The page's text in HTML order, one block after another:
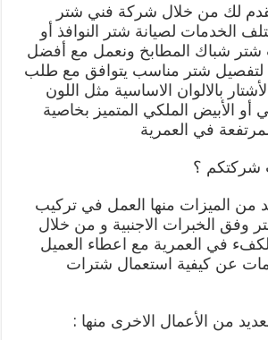
نقدم لك من خلال شركة فني شتر
الخدمات لصيانة شتر النوافذ أو
شتر شباك المطابخ ونعمل مع أفضل
لتفصيل شتر مناسب يتوافق مع طلب
بالالوان الاساسية مثل اللون
أو الأبيض الملكي المتميز بخاصية
في العمرية
شركتكم ؟
من الميزات منها العمل في تركيب
وفق الخبرات الاجنبية و من خلال
في العمرية مع اعطاء العميل
عن كيفية استعمال شترات
من الأعمال الاخرى منها :